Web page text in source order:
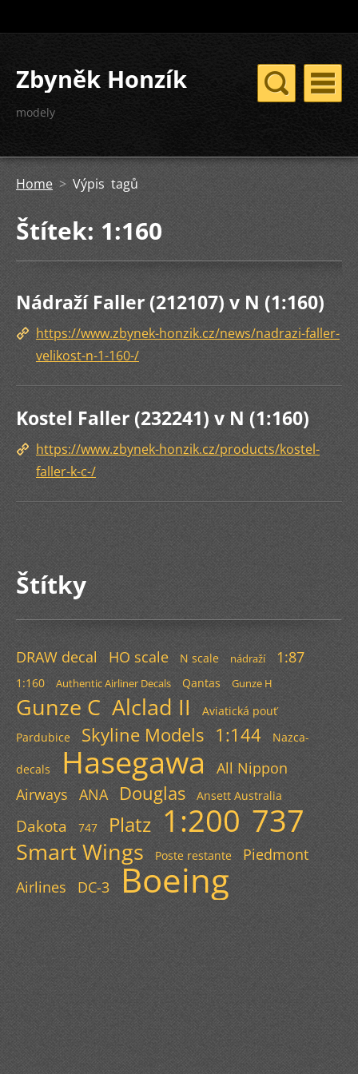
Zbyněk Honzík
modely
Home > Výpis tagů
Štítek: 1:160
Nádraží Faller (212107) v N (1:160)
https://www.zbynek-honzik.cz/news/nadrazi-faller-
velikost-n-1-160-/
Kostel Faller (232241) v N (1:160)
https://www.zbynek-honzik.cz/products/kostel-
faller-k-c-/
Štítky
DRAW decal HO scale N scale nádraží 1:87
1:160 Authentic Airliner Decals Qantas Gunze H
Gunze C Alclad II
Aviatická pouť
Pardubice
Skyline Models 1:144 Nazca-
decals Hasegawa
All Nippon
Airways
ANA Douglas Ansett Australia
Dakota 747 Platz 1:200 737
Smart Wings Poste restante
Piedmont
Airlines
DC-3 Boeing